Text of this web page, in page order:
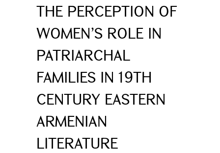
THE PERCEPTION OF
WOMEN’S ROLE IN
PATRIARCHAL
FAMILIES IN 19TH
CENTURY EASTERN
ARMENIAN
LITERATURE